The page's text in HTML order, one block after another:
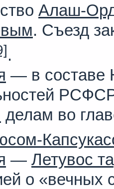
Алаш-
. Съезд
.
— в составе
делам во
— Летувос
о «вечных